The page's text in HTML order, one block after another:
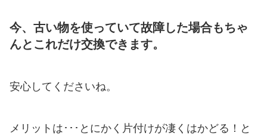
今、古い物を使っていて故障した場合もちゃ
んとこれだけ交換できます。
安心してくださいね。
メリットは･･･とにかく片付けが凄くはかどる！と